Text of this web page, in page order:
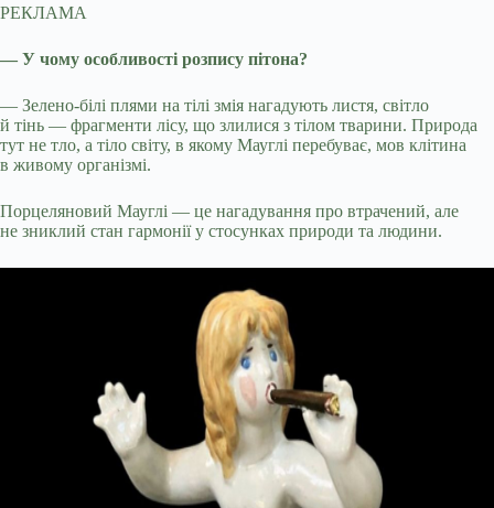
РЕКЛАМА
— У чому особливості розпису пітона?
— Зелено-білі плями на тілі змія нагадують листя, світло
й тінь — фрагменти лісу, що злилися з тілом тварини. Природа
тут не тло, а тіло світу, в якому Мауглі перебуває, мов клітина
в живому організмі.
Порцеляновий Мауглі — це нагадування про втрачений, але
не зниклий стан гармонії у стосунках природи та людини.